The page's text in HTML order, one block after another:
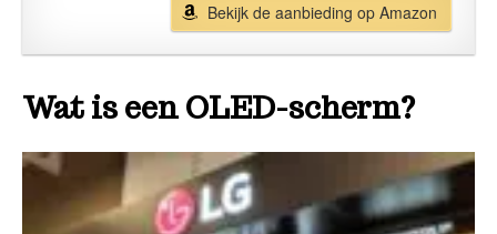
Bekijk de aanbieding op Amazon
Wat is een OLED-scherm?